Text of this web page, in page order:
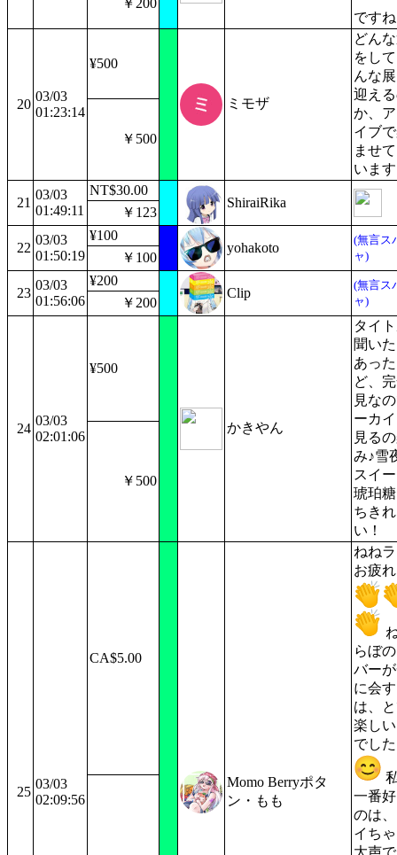
ですね
￥200
20
03/03
01:23:14
¥500
ミモザ
どん
をし
んな
迎え
か、
イブ
ませ
います
￥500
21
03/03
01:49:11
NT$30.00
ShiraiRika
￥123
22
03/03
01:50:19
¥100
yohakoto
(無言ス
ャ)
￥100
23
03/03
01:56:06
¥200
Clip
(無言ス
ャ)
￥200
24
03/03
02:01:06
¥500
かきやん
タイ
聞い
あっ
ど、
見な
ーカ
見る
み♪雪
スイ
琥珀
ちき
い！
￥500
25
03/03
02:09:56
CA$5.00
Momo Berryポタ
ン・もも
ねね
お疲
らぼ
バー
に会
は、
楽し
でし
一番
のは
イち
大声